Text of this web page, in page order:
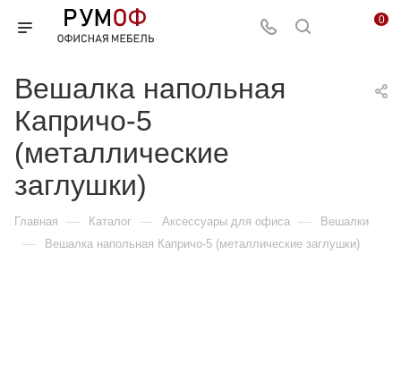
0
Вешалка напольная
Капричо-5
(металлические
заглушки)
Главная — Каталог — Аксессуары для офиса — Вешалки
— Вешалка напольная Капричо-5 (металлические заглушки)